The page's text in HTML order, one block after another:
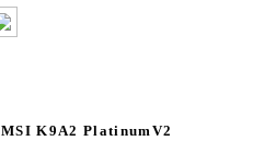
MSI K9A2 PlatinumV2